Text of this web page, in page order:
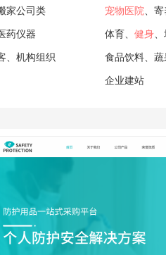
家公司类 宠物医院 、
药仪器 体育、 健身
、机构组织 食品饮料、
企业建站